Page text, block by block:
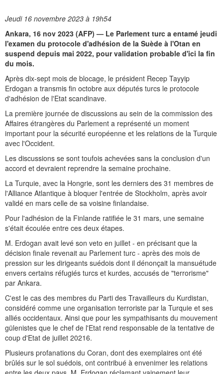
Jeudi 16 novembre 2023 à 19h54
Ankara, 16 nov 2023 (AFP) — Le Parlement turc a entamé jeudi
l'examen du protocole d'adhésion de la Suède à l'Otan en
suspend depuis mai 2022, pour validation probable d'ici la fin
du mois.
Après dix-sept mois de blocage, le président Recep Tayyip
Erdogan a transmis fin octobre aux députés turcs le protocole
d'adhésion de l'Etat scandinave.
La première journée de discussions au sein de la commission des
Affaires étrangères du Parlement a représenté un moment
important pour la sécurité européenne et les relations de la Turquie
avec l'Occident.
Les discussions se sont toufois achevées sans la conclusion d'un
accord et devraient reprendre la semaine prochaine.
La Turquie, avec la Hongrie, sont les derniers des 31 membres de
l'Alliance Atlantique à bloquer l'entrée de Stockholm, après avoir
validé en mars celle de sa voisine finlandaise.
Pour l'adhésion de la Finlande ratifiée le 31 mars, une semaine
s'était écoulée entre ces deux étapes.
M. Erdogan avait levé son veto en juillet - en précisant que la
décision finale revenait au Parlement turc - après des mois de
pression sur les dirigeants suédois dont il dénonçait la mansuétude
envers certains réfugiés turcs et kurdes, accusés de "terrorisme"
par Ankara.
C'est le cas des membres du Parti des Travailleurs du Kurdistan,
considéré comme une organisation terroriste par la Turquie et ses
alliés occidentaux. Ainsi que pour les sympathisants du mouvement
gülenistes que le chef de l'Etat rend responsable de la tentative de
coup d'Etat de juillet 20216.
Plusieurs profanations du Coran, dont des exemplaires ont été
brûlés sur le sol suédois, ont contribué à envenimer les relations